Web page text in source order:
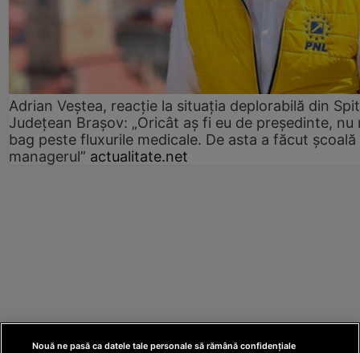
Adrian Veștea, reacție la situația deplorabilă din
Județean Brașov: „Oricât aș fi eu de președinte, nu
bag peste fluxurile medicale. De asta a făcut școală
managerul” actualitate.net
Nouă ne pasă ca datele tale personale să rămână confidențiale